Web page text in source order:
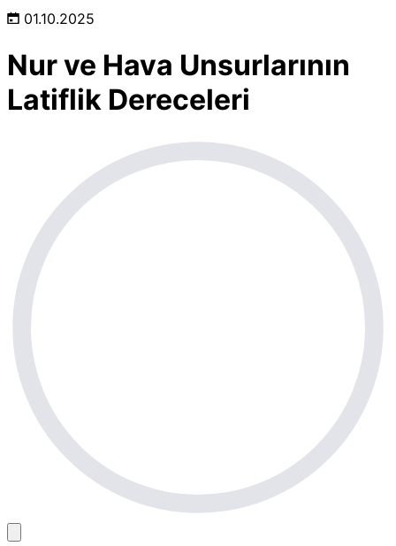
01.10.2025
Nur ve Hava Unsurlarının
Latiflik Dereceleri